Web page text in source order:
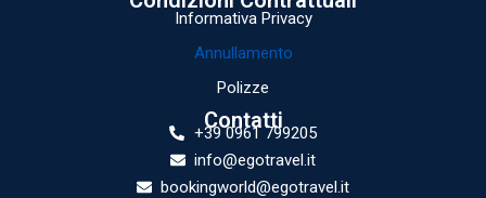
Informativa Privacy
Annullamento
Polizze
Contatti
+39 0961 799205
info@egotravel.it
bookingworld@egotravel.it